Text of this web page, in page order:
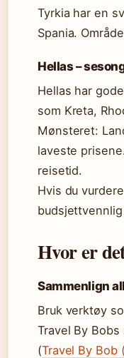
Tyrkia har en
Spania.
Hellas –
Hellas har
som Kreta,
Mønsteret:
laveste
reisetid.
Hvis du
Hvor er
Sammenlign
Bruk verktøy
Travel By
(Travel By Bob